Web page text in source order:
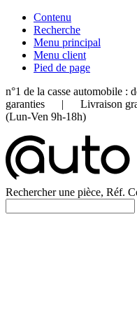
Contenu
Recherche
Menu principal
Menu client
Pied de page
n°1 de la casse automobile :
garanties | Livraison
(Lun-Ven 9h-18h)
Rechercher une pièce, Réf.